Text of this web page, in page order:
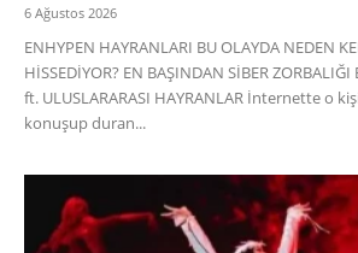
6 Ağustos 2026
ENHYPEN HAYRANLARI BU OLAYDA NEDEN
HİSSEDİYOR? EN BAŞINDAN SİBER
ft. ULUSLARARASI HAYRANLAR İnternette o
konuşup duran...